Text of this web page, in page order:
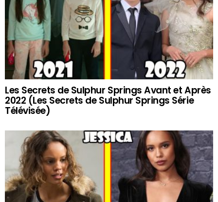
Les Secrets de Sulphur Springs Avant et Après
2022 (Les Secrets de Sulphur Springs Série
Télévisée)